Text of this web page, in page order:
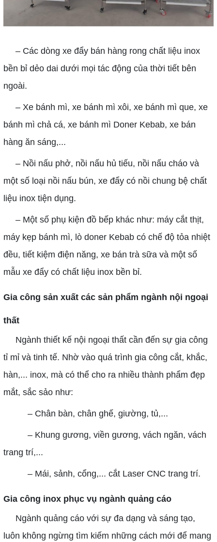
– Các dòng xe đẩy bán hàng rong chất liệu inox
bền bỉ dẻo dai dưới mọi tác động của thời tiết bên
ngoài.
– Xe bánh mì, xe bánh mì xôi, xe bánh mì que, xe
bánh mì chả cá, xe bánh mì Doner Kebab, xe bán
hàng ăn sáng,...
– Nồi nấu phở, nồi nấu hủ tiếu, nồi nấu cháo và
một số loại nồi nấu bún, xe đẩy có nồi chung bệ chất
liệu inox tiện dụng.
– Một số phụ kiện đồ bếp khác như: máy cắt thịt,
máy kẹp bánh mì, lò doner Kebab có chế độ tỏa nhiệt
đều, tiết kiệm điện năng, xe bán trà sữa và một số
mẫu xe đẩy có chất liệu inox bền bỉ.
Gia công sản xuất các sản phẩm ngành nội ngoại
thất
Ngành thiết kế nội ngoại thất cần đến sự gia công
tỉ mỉ và tinh tế. Nhờ vào quá trình gia công cắt, khắc,
hàn,... inox, mà có thể cho ra nhiều thành phẩm đẹp
mắt, sắc sảo như:
– Chân bàn, chân ghế, giường, tủ,...
– Khung gương, viền gương, vách ngăn, vách
trang trí,...
– Mái, sảnh, cổng,... cắt Laser CNC trang trí.
Gia công inox phục vụ ngành quảng cáo
Ngành quảng cáo với sự đa dạng và sáng tạo,
luôn không ngừng tìm kiếm những cách mới để mang